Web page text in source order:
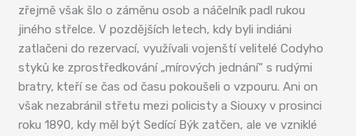
zřejmě však šlo o záměnu osob a náčelník padl rukou
jiného střelce. V pozdějších letech, kdy byli indiáni
zatlačeni do rezervací, využívali vojenští velitelé Codyho
styků ke zprostředkování „mírových jednání“ s rudými
bratry, kteří se čas od času pokoušeli o vzpouru. Ani on
však nezabránil střetu mezi policisty a Siouxy v prosinci
roku 1890, kdy měl být Sedící Býk zatčen, ale ve vzniklé